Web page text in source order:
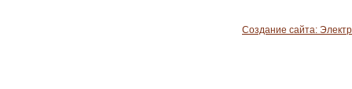
Создание сайта: